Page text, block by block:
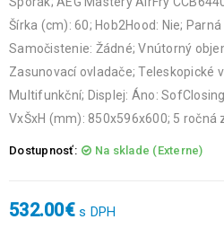
Šírka (cm): 60; Hob2Hood: Nie;
Samočistenie: Žádné; Vnútorný
Zasunovací ovladače; Teleskopické
Multifunkční; Displej: Áno:
VxŠxH (mm): 850x596x600; 5 ročná
Dostupnosť: Na sklade (Externe)
532.00€ s DPH